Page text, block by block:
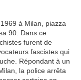
à Milan, piazza
90. Dans ce
furent de
fascistes qui
Répondant à un
la police arrêta